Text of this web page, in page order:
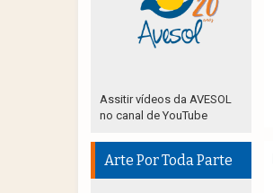
Assitir vídeos da AVESOL
no canal de YouTube
Arte Por Toda Parte